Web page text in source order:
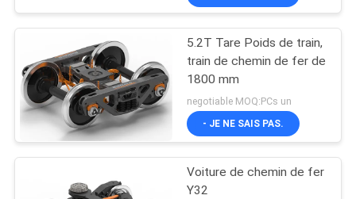
PLAN
DU
SITE
PRIVACY
POLICY
5.2T Tare Poids de train,
train de chemin de fer de
1800 mm
negotiable MOQ:PCs un
- JE NE SAIS PAS.
Voiture de chemin de fer
Y32